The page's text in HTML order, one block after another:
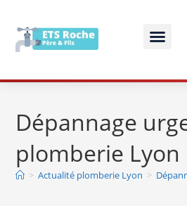
Dépannage
plomberie Lyon
> Actualité plomberie Lyon >